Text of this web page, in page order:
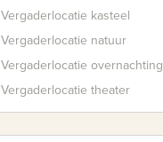
Vergaderlocatie kasteel
Vergaderlocatie natuur
Vergaderlocatie overnachting
Vergaderlocatie theater